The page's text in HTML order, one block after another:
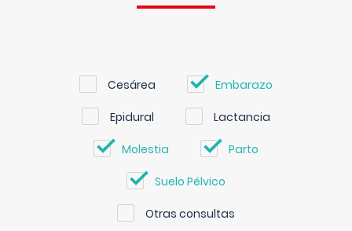
Cesárea Embarazo
Epidural Lactancia
Molestia Parto
Suelo Pélvico
Otras consultas